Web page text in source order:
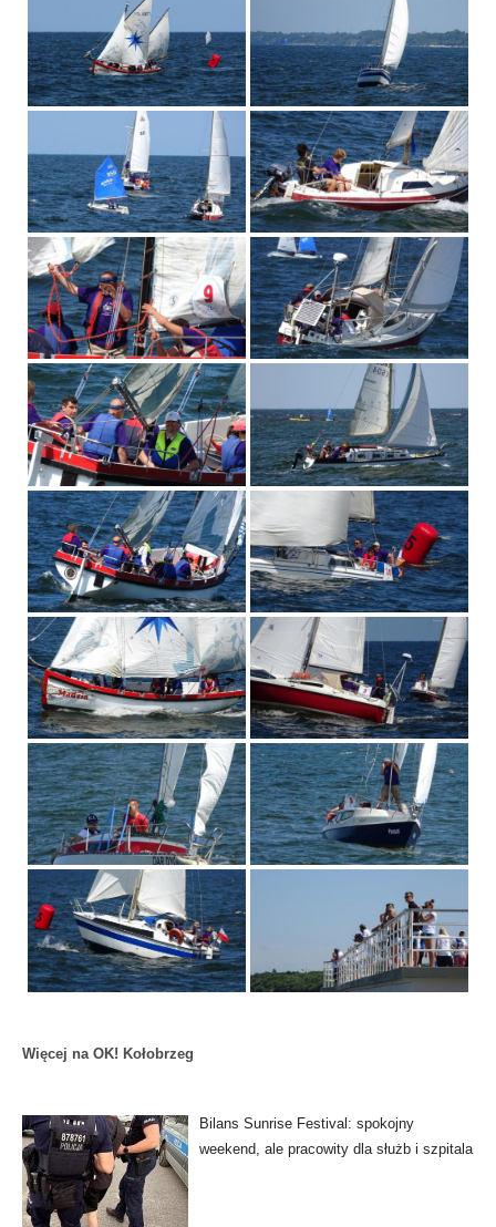
Więcej na OK! Kołobrzeg
Bilans Sunrise Festival: spokojny
weekend, ale pracowity dla służb i szpitala